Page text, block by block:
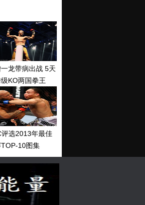
龙带病出战 5天
KO两国拳王
评选2013年最佳
TOP-10图集